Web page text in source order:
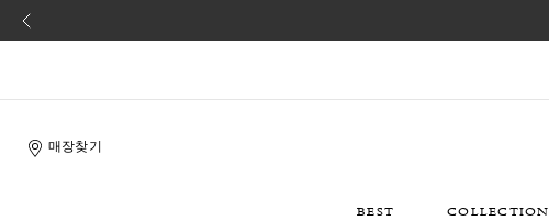
매장찾기
BEST COLLECTION